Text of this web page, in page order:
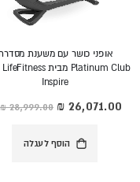
אופני כושר עם משענת
Inspire
‏28,999.00 ₪ מחיר
מיוחד
הוסף לעגלה